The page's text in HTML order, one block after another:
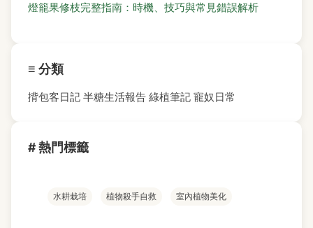
燈籠果修枝完整指南：時機、技巧與常見錯誤解析
≡ 分類
揹包客日記 半糖生活報告 綠植筆記 寵奴日常
# 熱門標籤
水耕栽培 植物殺手自救 室內植物美化